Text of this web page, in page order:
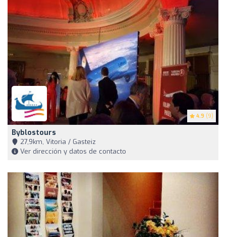
4.9 (9)
Byblostours
27,9km, Vitoria / Gasteiz
Ver dirección y datos de contacto